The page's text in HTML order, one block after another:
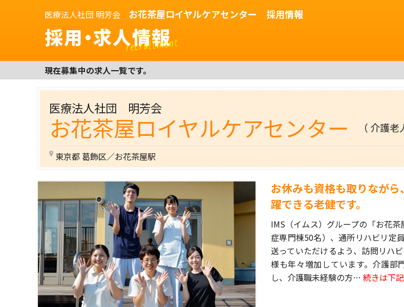
医療法人社団 明芳会 お花茶屋ロイヤルケアセンター 採用情報
採用・求人情報
recruitment
現在募集中の求人一覧です。
医療法人社団 明芳会
お花茶屋ロイヤルケアセンター （ 介護老
東京都 葛飾区／お花茶屋駅
お休みも資格も取りなが
躍できる老健です。
IMS（イムス）グループの「お花
症専門棟50名）、通所リハビリ定
送っていただけるよう、訪問リハ
様も年々増加しています。介護部
し、介護職未経験の方… 続きは下